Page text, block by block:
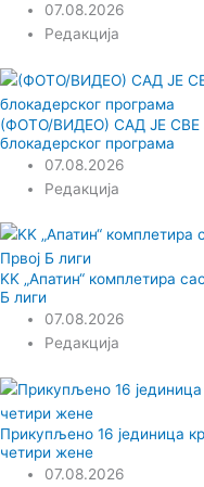
07.08.2026
Редакција
(ФОТО/ВИДЕО) САД ЈЕ СВЕ
блокадерског програма
07.08.2026
Редакција
KK „Апатин“ комплетира
Б лиги
07.08.2026
Редакција
Прикупљено 16 јединица
четири жене
07.08.2026